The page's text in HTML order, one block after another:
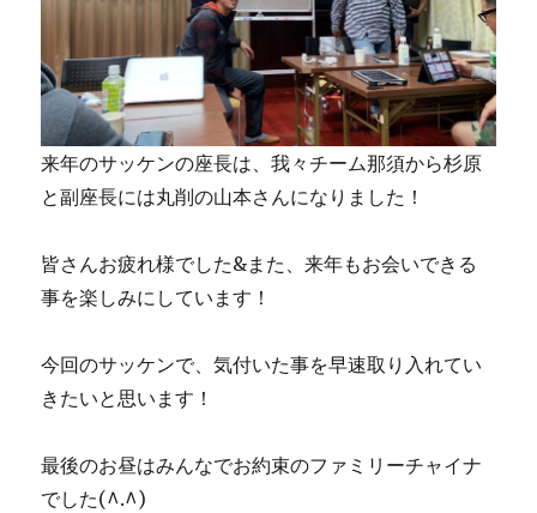
来年のサッケンの座長は、我々チーム那須から杉原
と副座長には丸削の山本さんになりました！
皆さんお疲れ様でした&また、来年もお会いできる
事を楽しみにしています！
今回のサッケンで、気付いた事を早速取り入れてい
きたいと思います！
最後のお昼はみんなでお約束のファミリーチャイナ
でした(^.^)